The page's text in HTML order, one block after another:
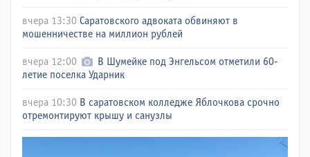
вчера 13:30 Саратовского адвоката обвиняют в
мошенничестве на миллион рублей
вчера 12:00
В Шумейке под Энгельсом отметили 60-
летие поселка Ударник
вчера 10:30 В саратовском колледже Яблочкова срочно
отремонтируют крышу и санузлы